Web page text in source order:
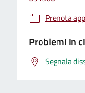
Prenota
Problemi in
Segnala